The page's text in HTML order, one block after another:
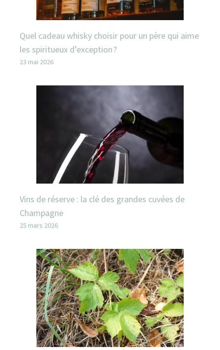
Quel cadeau whisky choisir pour un père qui aime
les spiritueux d’exception ?
23 mai 2026
Vins de réserve : la clé des grandes cuvées de
Champagne
25 mars 2026